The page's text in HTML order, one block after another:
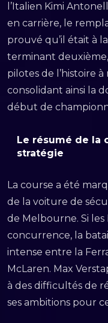
l’Italien Kimi
en carrière, le
prouvé qu’il était à
terminant
pilotes de l’histoire
consolidant ainsi la
début de
Le résumé de la
stratégie
La course a été
de la voiture de
de Melbourne. Si les
concurrence, la
intense entre la
McLaren. Max
à des difficultés de
ses ambitions pour